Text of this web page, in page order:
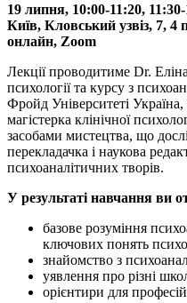
19 липня, 10:00-11:20,
Київ, Кловський узвіз, 7, 4
онлайн, Zoom
Лекції проводитиме Dr.
психології та курсу з
Фройд Університеті
магістерка клінічної
засобами мистецтва, що
перекладачка і наукова
психоаналітичних творів.
У результаті навчання ви
базове розуміння
ключових понять
знайомство з
уявлення про різні
орієнтири для